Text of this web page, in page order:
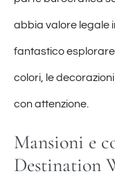
abbia valore legale
fantastico
colori, le
con attenzione.
Mansioni e
Destination